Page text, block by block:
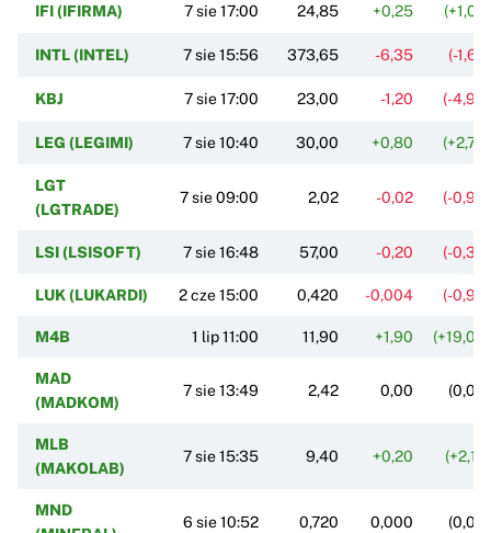
IFI (IFIRMA) 7 sie 17:00 24,85 +0,25
INTL (INTEL) 7 sie 15:56 373,65 -6,35 (-
KBJ 7 sie 17:00 23,00 -1,20 (-
LEG (LEGIMI) 7 sie 10:40 30,00 +0,80
LGT
(LGTRADE)
7 sie 09:00 2,02 -0,02 (-
LSI (LSISOFT) 7 sie 16:48 57,00 -0,20 (-
LUK (LUKARDI) 2 cze 15:00 0,420 -0,004 (-
M4B 1 lip 11:00 11,90 +1,90
MAD
(MADKOM)
7 sie 13:49 2,42 0,00
MLB
(MAKOLAB)
7 sie 15:35 9,40 +0,20
MND
6 sie 10:52 0,720 0,000